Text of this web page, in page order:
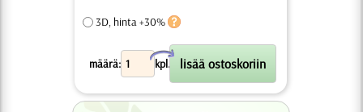
3D, hinta +30%
määrä: kpl.
X